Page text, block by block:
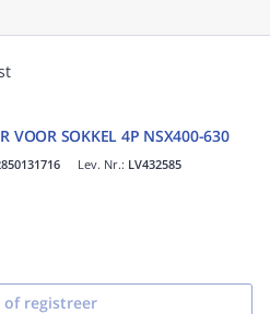
VOOR SOKKEL 4P NSX400-630
Lev. Nr.: LV432585
of registreer